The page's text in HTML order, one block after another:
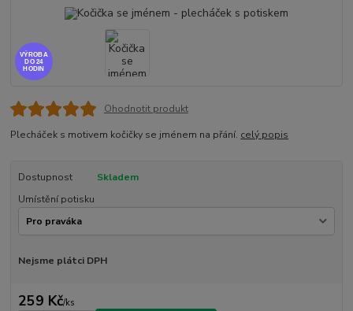
Ohodnotit produkt
Plecháček s motivem kočičky se jménem na přání. celý popis
Dostupnost
Skladem
Umístění potisku
Nejsme plátci DPH
259 Kč/ks
VÝROBA
DO 24
HODIN